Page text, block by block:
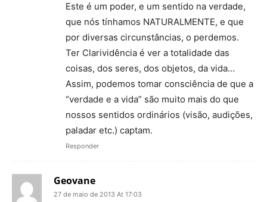
Este é um poder, e um sentido na verdade,
que nós tínhamos NATURALMENTE, e que
por diversas circunstâncias, o perdemos.
Ter Clarividência é ver a totalidade das
coisas, dos seres, dos objetos, da vida…
Assim, podemos tomar consciência de que a
“verdade e a vida” são muito mais do que
nossos sentidos ordinários (visão, audições,
paladar etc.) captam.
Responder
Geovane
27 de maio de 2013 At 17:03